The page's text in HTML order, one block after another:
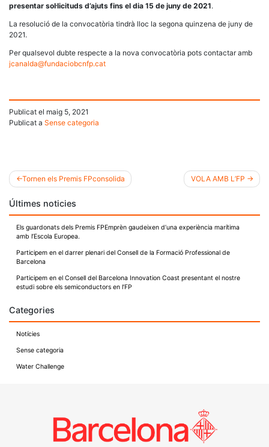
presentar sol·licituds d’ajuts fins el dia 15 de juny de 2021.
La resolució de la convocatòria tindrà lloc la segona quinzena de juny de
2021.
Per qualsevol dubte respecte a la nova convocatòria pots contactar amb
jcanalda@fundaciobcnfp.cat
Publicat el maig 5, 2021
Publicat a Sense categoria
Navegació
d'entrades
Tornen els Premis FPconsolida VOLA AMB L’FP
Últimes noticies
Els guardonats dels Premis FPEmprèn gaudeixen d’una experiència marítima
amb l’Escola Europea.
Participem en el darrer plenari del Consell de la Formació Professional de
Barcelona
Participem en el Consell del Barcelona Innovation Coast presentant el nostre
estudi sobre els semiconductors en l’FP
Categories
Notícies
Sense categoria
Water Challenge